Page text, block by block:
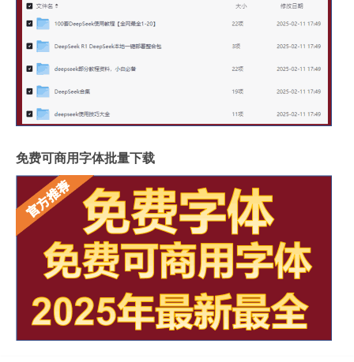
免费可商用字体批量下载